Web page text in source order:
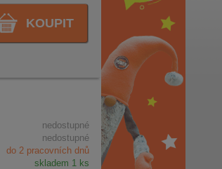
KOUPIT
nedostupné
nedostupné
do 2 pracovních dnů
skladem 1 ks